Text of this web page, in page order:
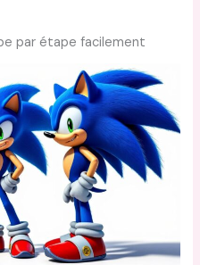
par étape facilement